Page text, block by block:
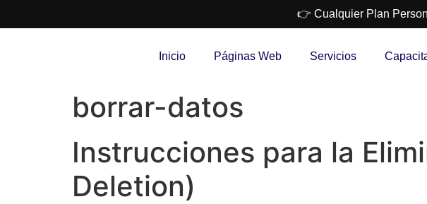
👉 Cualquier Plan
Inicio Páginas Web Servicios
borrar-datos
Instrucciones para la
Deletion)